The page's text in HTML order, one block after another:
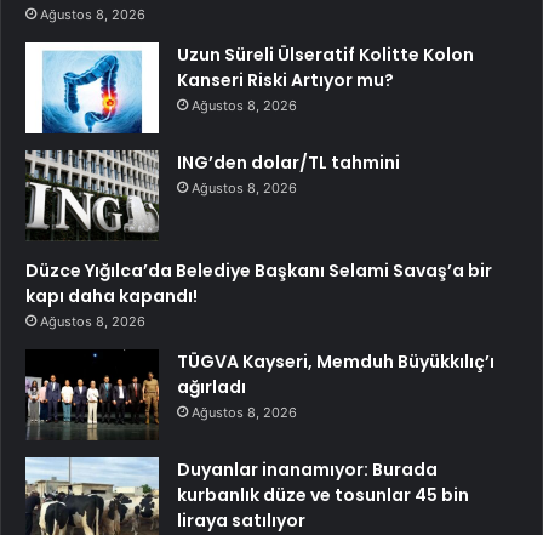
Ağustos 8, 2026
Uzun Süreli Ülseratif Kolitte Kolon
Kanseri Riski Artıyor mu?
Ağustos 8, 2026
ING’den dolar/TL tahmini
Ağustos 8, 2026
Düzce Yığılca’da Belediye Başkanı Selami Savaş’a bir
kapı daha kapandı!
Ağustos 8, 2026
TÜGVA Kayseri, Memduh Büyükkılıç’ı
ağırladı
Ağustos 8, 2026
Duyanlar inanamıyor: Burada
kurbanlık düze ve tosunlar 45 bin
liraya satılıyor